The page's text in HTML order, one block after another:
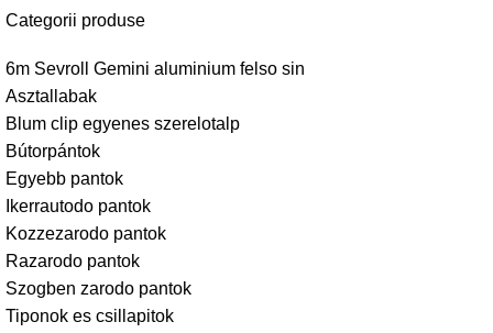
Categorii produse
6m Sevroll Gemini aluminium felso sin
Asztallabak
Blum clip egyenes szerelotalp
Bútorpántok
Egyebb pantok
Ikerrautodo pantok
Kozzezarodo pantok
Razarodo pantok
Szogben zarodo pantok
Tiponok es csillapitok